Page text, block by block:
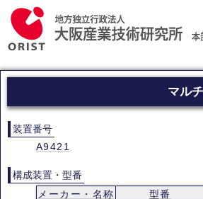
マル
装置番号
A9421
構成装置・型番
メーカー・名称
型番